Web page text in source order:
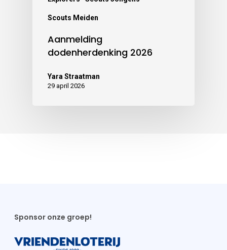
Scouts Meiden
Aanmelding
dodenherdenking 2026
Yara Straatman
29 april 2026
Sponsor onze groep!